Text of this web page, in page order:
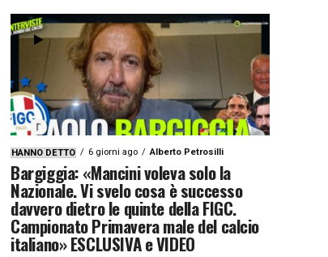
HANNO DETTO 6 giorni ago Alberto Petrosilli
Bargiggia: «Mancini voleva solo la
Nazionale. Vi svelo cosa è successo
davvero dietro le quinte della FIGC.
Campionato Primavera male del calcio
italiano» ESCLUSIVA e VIDEO